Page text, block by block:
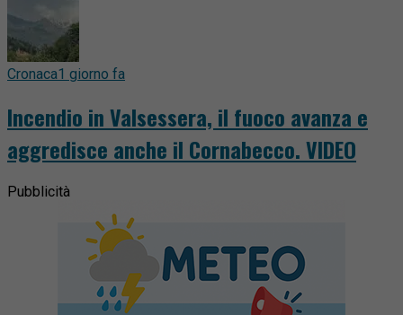
Cronaca1 giorno fa
Incendio in Valsessera, il fuoco avanza e
aggredisce anche il Cornabecco. VIDEO
Pubblicità